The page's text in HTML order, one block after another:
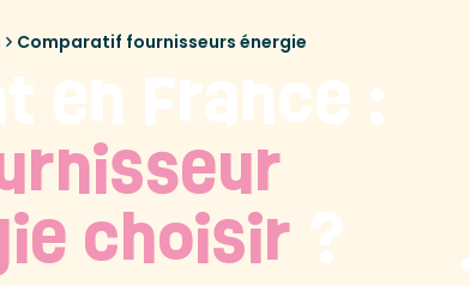
Comparatif fournisseurs énergie
choisir